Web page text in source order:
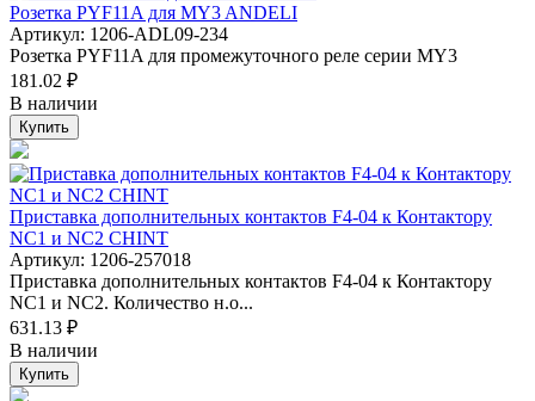
Розетка PYF11A для MY3 ANDELI
Артикул: 1206-ADL09-234
Розетка PYF11A для промежуточного реле серии MY3
181.02 ₽
В наличии
Купить
Приставка дополнительных контактов F4-04 к Контактору
NC1 и NC2 CHINT
Артикул: 1206-257018
Приставка дополнительных контактов F4-04 к Контактору
NC1 и NC2. Количество н.о...
631.13 ₽
В наличии
Купить